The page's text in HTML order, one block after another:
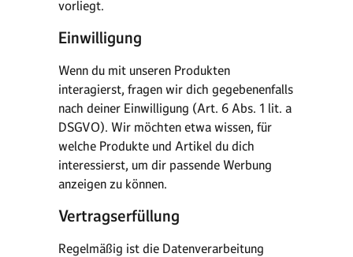
vorliegt.
Einwilligung
Wenn du mit unseren Produkten
interagierst, fragen wir dich gegebenenfalls
nach deiner Einwilligung (Art. 6 Abs. 1 lit. a
DSGVO). Wir möchten etwa wissen, für
welche Produkte und Artikel du dich
interessierst, um dir passende Werbung
anzeigen zu können.
Vertragserfüllung
Regelmäßig ist die Datenverarbeitung